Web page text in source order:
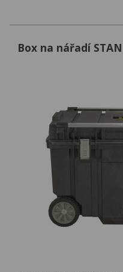
Box na nářadí